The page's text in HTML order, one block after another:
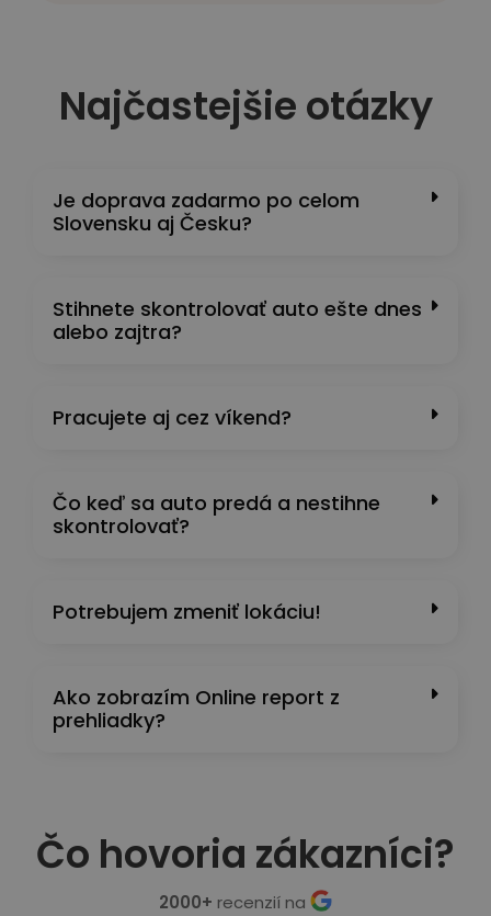
Najčastejšie otázky
Je doprava zadarmo po celom
Slovensku aj Česku?
Stihnete skontrolovať auto ešte dnes
alebo zajtra?
Pracujete aj cez víkend?
Čo keď sa auto predá a nestihne
skontrolovať?
Potrebujem zmeniť lokáciu!
Ako zobrazím Online report z
prehliadky?
Čo hovoria zákazníci?
2000+ recenzií na